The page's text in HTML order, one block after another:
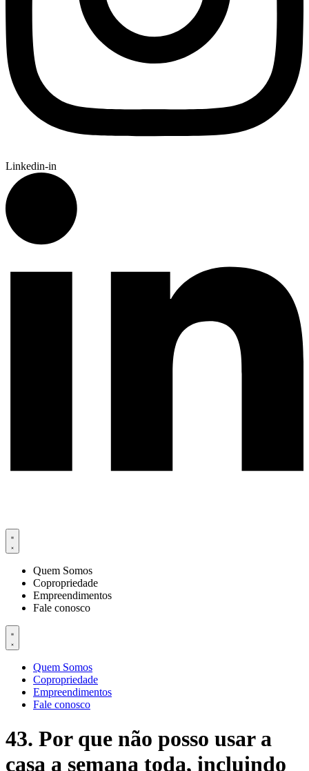
Linkedin-in
Quem Somos
Copropriedade
Empreendimentos
Fale conosco
Quem Somos
Copropriedade
Empreendimentos
Fale conosco
43. Por que não posso usar a
casa a semana toda, incluindo